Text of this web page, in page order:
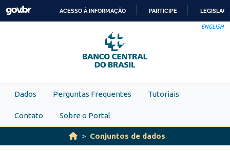
Skip to main content
PARA
O
CONTEÚDO
ACESSO À INFORMAÇÃO PARTICIPE
ENGLISH
Dados Perguntas Frequentes Tutoriais
Contato Sobre o Portal
Conjuntos de dados